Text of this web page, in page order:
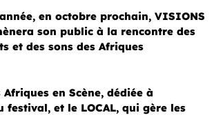
en octobre prochain, VISIONS
son public à la rencontre des
et des sons des Afriques
en Scène, dédiée à
festival, et le LOCAL, qui gère les